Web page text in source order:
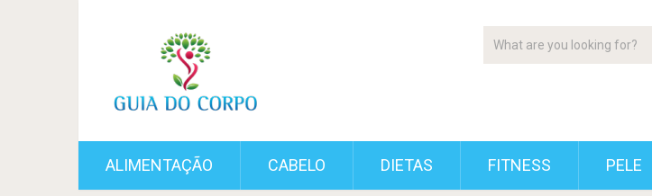
ALIMENTAÇÃO CABELO DIETAS FITNESS PELE